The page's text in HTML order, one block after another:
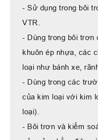
- Sử dụng trong bôi
VTR.
- Dùng trong bôi trơn
khuôn ép nhựa, các
loại như bánh xe,
- Dùng trong các
của kim loại với kim
loại).
- Bôi trơn và kiểm